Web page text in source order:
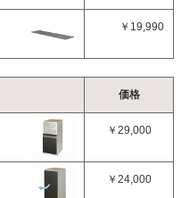
￥19,990
価格
￥29,000
￥24,000